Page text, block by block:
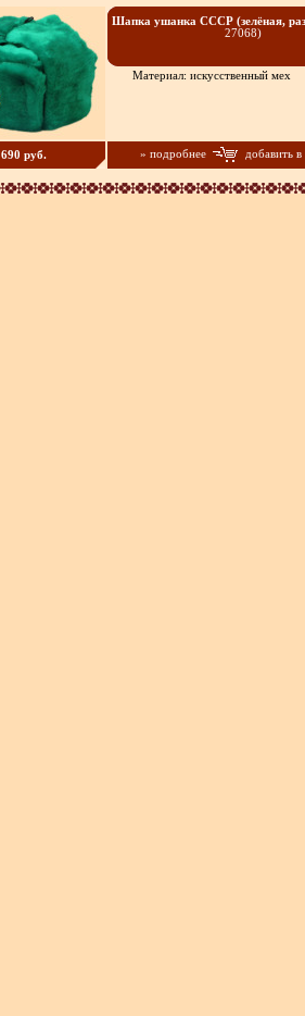
Шапка ушанка СССР (зелёная,
27068)
Материал: искусственный мех
690 руб. » подробнее добавить в